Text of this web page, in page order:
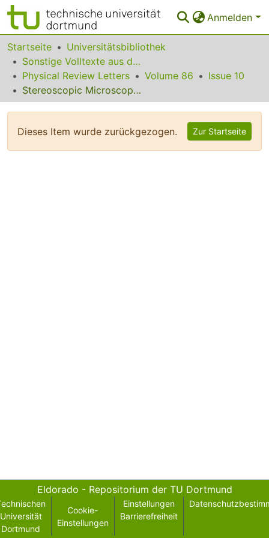
Anmelden
Bereiche & Sammlungen
Das gesamte Repositorium
Statistiken
Startseite
Universitätsbibliothek
Sonstige Volltexte aus dem Bibliotheksangebot
Physical Review Letters
Volume 86
Issue 10
Stereoscopic Microscopy of Atomic Arrangement by Circularly Polarized-Light Photoelectron Diffraction
Dieses Item wurde zurückgezogen. Zur Startseite
Eldorado - Repositorium der TU Dortmund
Universität
Dortmund
Cookie-
Einstellungen
Einstellungen
Barrierefreiheit